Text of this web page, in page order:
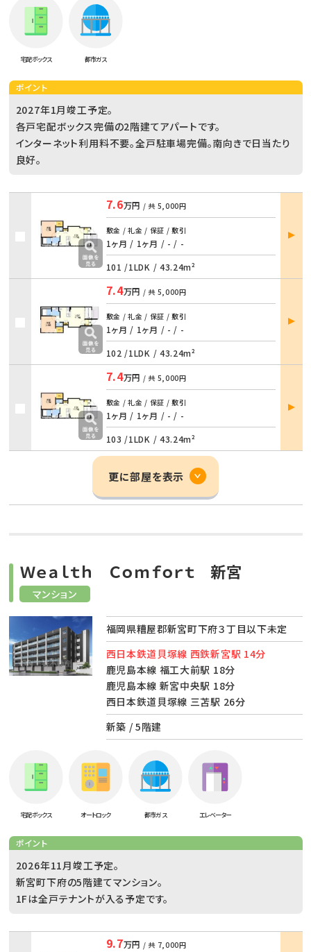
宅配ボックス 都市ガス
ポイント
2027年1月竣工予定。
各戸宅配ボックス完備の2階建てアパートです。
インターネット利用料不要。全戸駐車場完備。南向きで日当たり
良好。
7.6万円 / 共 5,000円
敷金 / 礼金 / 保証 / 敷引
1ヶ月 / 1ヶ月 / - / -
101 /1LDK / 43.24m²
部屋
詳細
7.4万円 / 共 5,000円
敷金 / 礼金 / 保証 / 敷引
1ヶ月 / 1ヶ月 / - / -
102 /1LDK / 43.24m²
部屋
詳細
7.4万円 / 共 5,000円
敷金 / 礼金 / 保証 / 敷引
1ヶ月 / 1ヶ月 / - / -
103 /1LDK / 43.24m²
部屋
詳細
更に部屋を表示
マンション
Ｗｅａｌｔｈ Ｃｏｍｆｏｒｔ 新宮
福岡県糟屋郡新宮町下府３丁目以下未定
西日本鉄道貝塚線 西鉄新宮駅 14分
鹿児島本線 福工大前駅 18分
鹿児島本線 新宮中央駅 18分
西日本鉄道貝塚線 三苫駅 26分
新築 / 5階建
宅配ボックス オートロック 都市ガス エレベーター
ポイント
2026年11月竣工予定。
新宮町下府の5階建てマンション。
1Fは全戸テナントが入る予定です。
9.7万円 / 共 7,000円